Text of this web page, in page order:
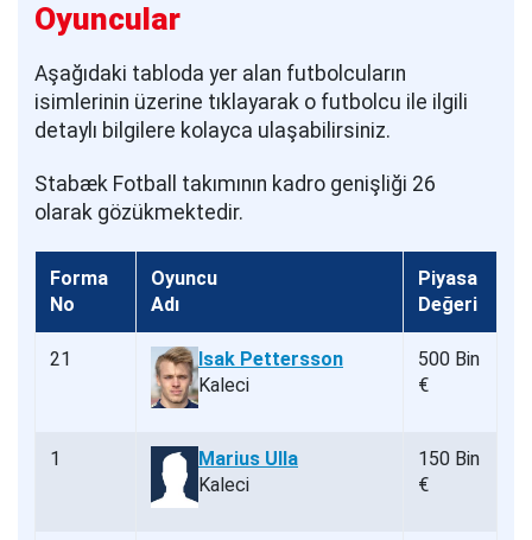
Oyuncular
Aşağıdaki tabloda yer alan futbolcuların
isimlerinin üzerine tıklayarak o futbolcu ile ilgili
detaylı bilgilere kolayca ulaşabilirsiniz.
Stabæk Fotball takımının kadro genişliği 26
olarak gözükmektedir.
Forma
No
Oyuncu
Adı
Piyasa
Değeri
21
Isak Pettersson
Kaleci
500 Bin
€
1
Marius Ulla
Kaleci
150 Bin
€